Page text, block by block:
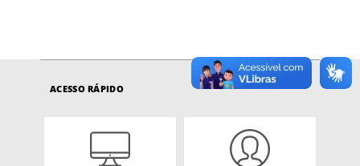
ACESSO RÁPIDO